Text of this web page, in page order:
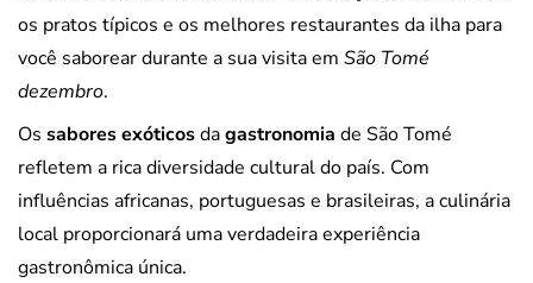
os pratos típicos e os melhores restaurantes da ilha para
você saborear durante a sua visita em São Tomé
dezembro.
Os sabores exóticosdagastronomia de São Tomé
refletem a rica diversidade cultural do país. Com
influências africanas, portuguesas e brasileiras, a culinária
local proporcionará uma verdadeira experiência
gastronômica única.